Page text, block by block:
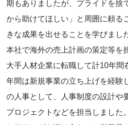
期もありましたが、プライドを捨
から助けてほしい」と周囲に頼る
きな成果を出せることを学びまし
本社で海外の売上計画の策定等を
大手人材企業に転職して計10年間
年間は新規事業の立ち上げを経験
の人事として、人事制度の設計や
プロジェクトなどを担当しました